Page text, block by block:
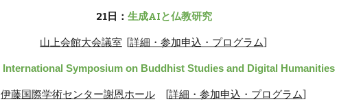
21日： 生成AIと仏教研究
山上会館大会議室 [詳細・参加申込・プログラム]
International Symposium on Buddhist Studies and Digital Humanities
伊藤国際学術センター謝恩ホール [詳細・参加申込 ・ プログラム]